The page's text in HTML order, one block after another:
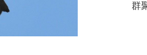
群